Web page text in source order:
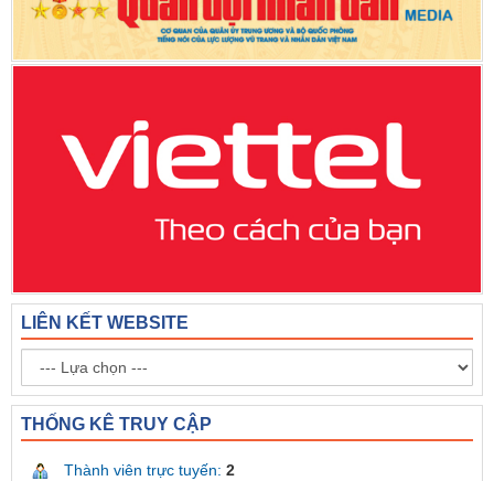
LIÊN KẾT WEBSITE
THỐNG KÊ TRUY CẬP
Thành viên trực tuyến: 2